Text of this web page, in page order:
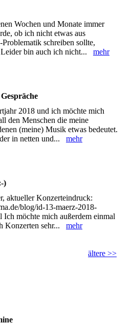
Wochen und Monate immer
ob ich nicht etwas aus
schreiben sollte,
bin auch ich nicht... mehr
2018 und ich möchte mich
den Menschen die meine
(meine) Musik etwas bedeutet.
in netten und... mehr
)
aktueller Konzerteindruck:
blog/id-13-maerz-2018-
Ich möchte mich außerdem einmal
Konzerten sehr... mehr
ältere >>